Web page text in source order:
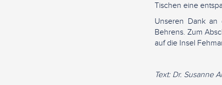
Tischen eine
Unseren Dank
Behrens. Zum
auf die Insel
Text: Dr. Susanne